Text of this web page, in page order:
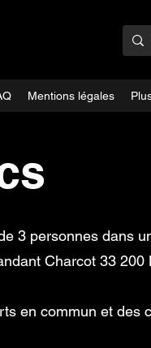
Mentions légales
3 personnes dans
Charcot 33 200
en commun et des